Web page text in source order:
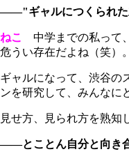
――"ギャルにつくられた
ねこ
中学までの私って
危うい存在だよね（笑）。
ギャルになって、渋谷の
ンを研究して、みんなに
見せ方、見られ方を熟知
――とことん自分と向き